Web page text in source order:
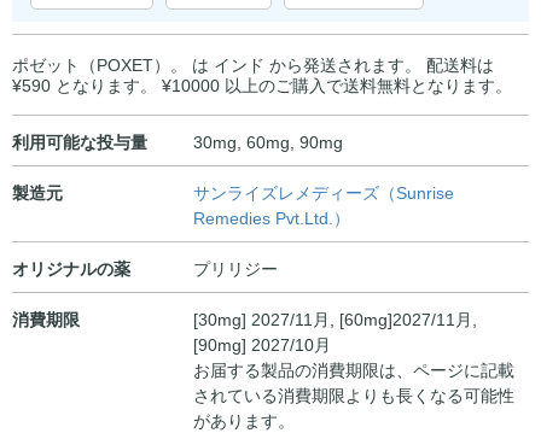
¥6,290
ポゼット（POXET）。 は インド から発送されます。 配送料は
¥590 となります。 ¥10000 以上のご購入で送料無料となります。
利用可能な投与量 30mg, 60mg, 90mg
製造元
サンライズレメディーズ（Sunrise
Remedies Pvt.Ltd.）
オリジナルの薬 プリリジー
消費期限
[30mg] 2027/11月, [60mg]2027/11月,
[90mg] 2027/10月
お届する製品の消費期限は、ページに記載
されている消費期限よりも長くなる可能性
があります。